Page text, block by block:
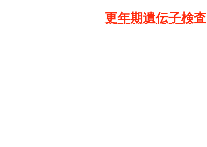
更年期遺伝子検査